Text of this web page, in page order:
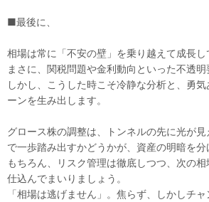
■最後に、
相場は常に「不安の壁」を乗り越えて成長
まさに、関税問題や金利動向といった不透明
しかし、こうした時こそ冷静な分析と、勇
ーンを生み出します。
グロース株の調整は、トンネルの先に光が見
で一歩踏み出すかどうかが、資産の明暗を分
もちろん、リスク管理は徹底しつつ、次の
仕込んでまいりましょう。
「相場は逃げません」。焦らず、しかしチ